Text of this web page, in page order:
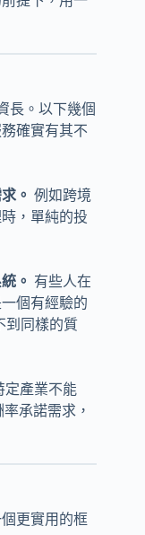
長。以下幾個
確實有其不
。 例如跨境
，單純的投
。 有些人在
個有經驗的
到同樣的質
定產業不能
承諾需求，
更實用的框